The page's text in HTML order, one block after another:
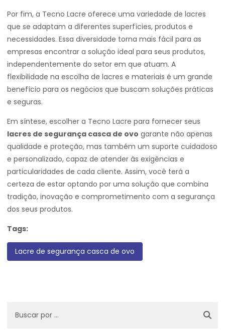
Por fim, a Tecno Lacre oferece uma variedade de lacres
que se adaptam a diferentes superfícies, produtos e
necessidades. Essa diversidade torna mais fácil para as
empresas encontrar a solução ideal para seus produtos,
independentemente do setor em que atuam. A
flexibilidade na escolha de lacres e materiais é um grande
benefício para os negócios que buscam soluções práticas
e seguras.
Em síntese, escolher a Tecno Lacre para fornecer seus
lacres de segurança casca de ovo garante não apenas
qualidade e proteção, mas também um suporte cuidadoso
e personalizado, capaz de atender às exigências e
particularidades de cada cliente. Assim, você terá a
certeza de estar optando por uma solução que combina
tradição, inovação e comprometimento com a segurança
dos seus produtos.
Tags:
Lacre de segurança casca de ovo